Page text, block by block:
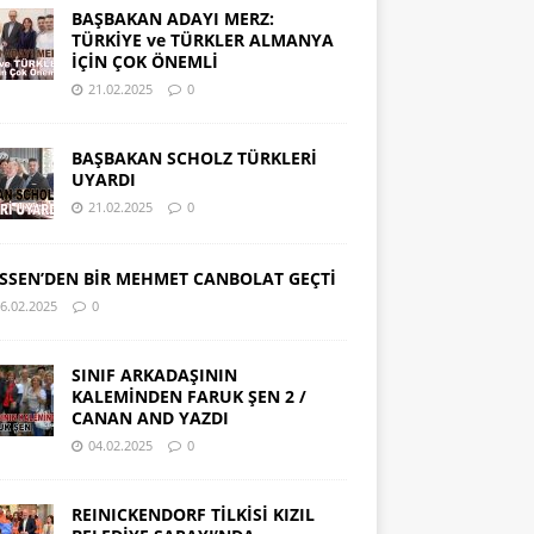
BAŞBAKAN ADAYI MERZ:
TÜRKİYE ve TÜRKLER ALMANYA
İÇİN ÇOK ÖNEMLİ
21.02.2025 0
BAŞBAKAN SCHOLZ TÜRKLERİ
UYARDI
21.02.2025 0
BİR MEHMET CANBOLAT GEÇTİ
0
SINIF ARKADAŞININ
KALEMİNDEN FARUK ŞEN 2 /
CANAN AND YAZDI
04.02.2025 0
REINICKENDORF TİLKİSİ KIZIL